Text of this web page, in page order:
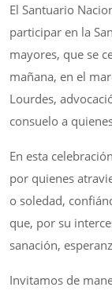
El Santuario
participar en la
mayores, que se
mañana, en el
Lourdes,
consuelo a
En esta
por quienes
o soledad,
que, por su
sanación,
Invitamos de